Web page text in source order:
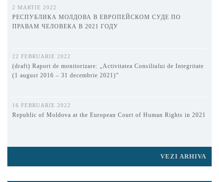
2 MARTIE 2022
РЕСПУБЛИКА МОЛДОВА В ЕВРОПЕЙСКОМ СУДЕ ПО
ПРАВАМ ЧЕЛОВЕКА В 2021 ГОДУ
22 FEBRUARIE 2022
(draft) Raport de monitorizare: „Activitatea Consiliului de Integritate
(1 august 2016 – 31 decembrie 2021)”
16 FEBRUARIE 2022
Republic of Moldova at the European Court of Human Rights in 2021
VEZI ARHIVA